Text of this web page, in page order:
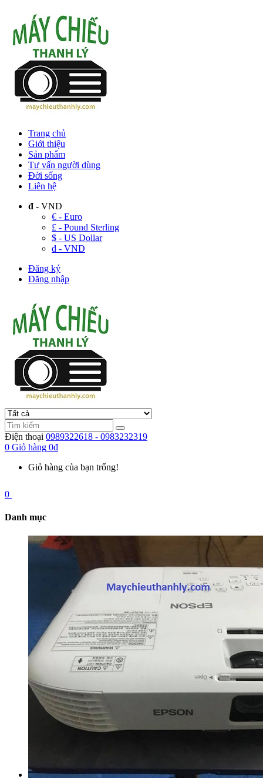
Trang chủ
Giới thiệu
Sản phẩm
Tư vấn người dùng
Đời sống
Liên hệ
đ - VND
€ - Euro
£ - Pound Sterling
$ - US Dollar
đ - VND
Đăng ký
Đăng nhập
Điện thoại 0989322618 - 0983232319
0 Giỏ hàng 0đ
Giỏ hàng của bạn trống!
0
Danh mục